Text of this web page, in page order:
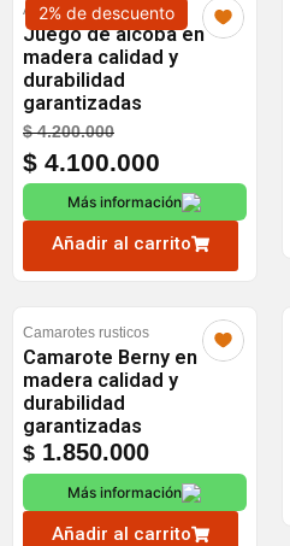
2% de descuento
Alcobas
Juego de alcoba en
madera calidad y
durabilidad
garantizadas
$4.200.000Original
price
was:
$ 4.200.000.
$ 4.100.000
is:
$ 4.100.000.
Más información
Añadir al carrito
Camarotes rusticos
Camarote Berny en
madera calidad y
durabilidad
garantizadas
$ 1.850.000
Más información
Añadir al carrito